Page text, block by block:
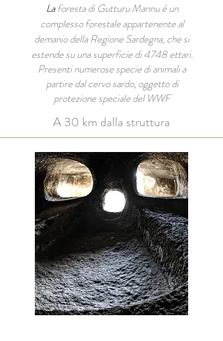
Laforesta di Gutturu Mannu é un
complesso forestale appartenente al
demanio della Regione Sardegna, che si
estende su una superficie di 4748 ettari.
Presenti numerose specie di animali a
partire dal cervo sardo, oggetto di
protezione speciale del WWF
A 30 km dalla struttura